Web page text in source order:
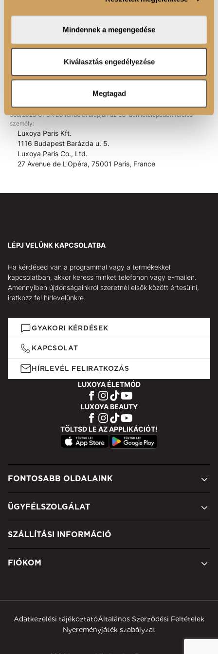
adatait, akik kombinálhatják az adatokat más olyan
adatokkal, amelyeket Ön adott meg számukra vagy az
Ön által használt más szolgáltatásokból gyűjtöttek.
Mindennek a megengedése
Kiválasztás engedélyezése
Megtagad
ÖSSZETEVŐK
5999575343665
988/2023 GPSR EU rendelet alapján az EU-ban letelepedett felelős
személy:
Luxoya Paris Kft.
1116 Budapest Barázda u. 5.
Luxoya Paris Co., Ltd.
27 Avenue de L'Opéra, 75001 Paris, France
LÉPJ VELÜNK KAPCSOLATBA
Ha kérdésed van a programmal vagy a termékekkel
kapcsolatban, akkor keress minket telefonon vagy e-mailen.
Amennyiben újdonságainkról szeretnél elsők között értesülni,
iratkozz fel hírlevelünkre.
GYAKORI KÉRDÉSEK
KAPCSOLAT
HÍRLEVÉL FELIRATKOZÁS
LUXOYA ÉLETMÓD
LUXOYA BEAUTY
TÖLTSD LE AZ APPLIKÁCIÓT!
FONTOSABB OLDALAINK
ÜGYFÉLSZOLGÁLAT
SZÁLLÍTÁSI INFORMÁCIÓ
FIÓKOM
Adatkezelési tájékoztatóÁltalános Szerződési Feltételek
Nyereményjáték szabályzat